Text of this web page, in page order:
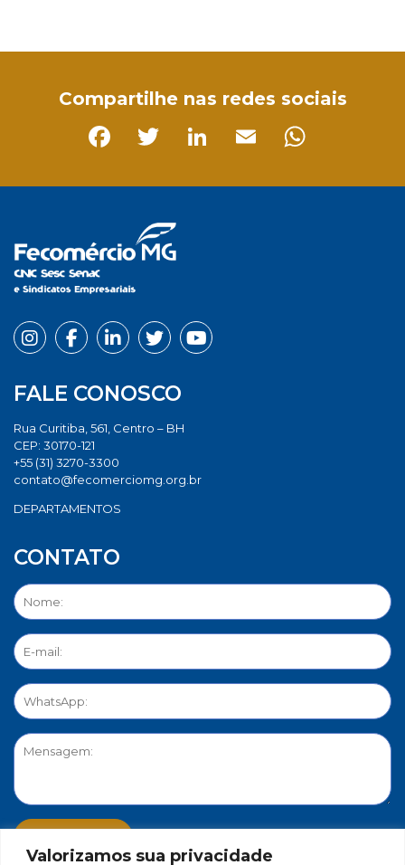
Valorizamos sua privacidade
Compartilhe nas redes sociais
FALE CONOSCO
Rua Curitiba, 561, Centro – BH
CEP: 30170-121
+55 (31) 3270-3300
contato@fecomerciomg.org.br
DEPARTAMENTOS
CONTATO